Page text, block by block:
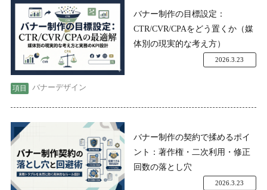
バナー制作の目標設定：
CTR/CVR/CPAをどう置くか（媒
体別の現実的な考え方）
バナーデザイン
2026.3.23
バナー制作の契約で揉めるポイ
ント：著作権・二次利用・修正
回数の落とし穴
2026.3.23